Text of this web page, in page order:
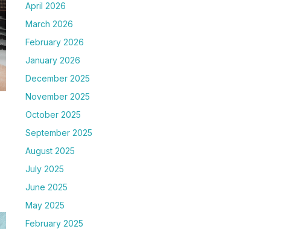
April 2026
March 2026
February 2026
January 2026
December 2025
November 2025
October 2025
September 2025
August 2025
July 2025
June 2025
May 2025
February 2025